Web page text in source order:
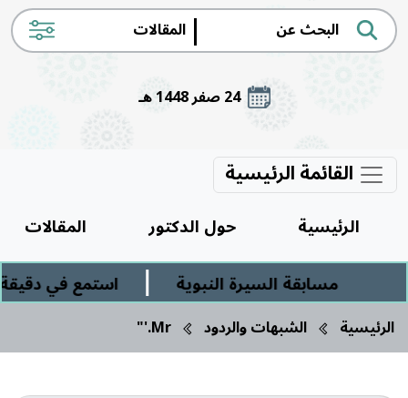
|
24 صفر 1448 هـ
القائمة الرئيسية
الرئيسية حول الدكتور
المقالات
مسابقة السيرة النبوية
| استمع في
الرئيسية الشبهات والردود Mr.'"